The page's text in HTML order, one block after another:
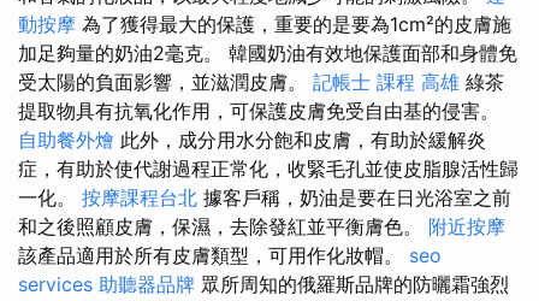
動按摩 為了獲得最大的保護，重要的是要為1cm²的皮膚施
加足夠量的奶油2毫克。 韓國奶油有效地保護面部和身體免
受太陽的負面影響，並滋潤皮膚。 記帳士 課程 高雄 綠茶
提取物具有抗氧化作用，可保護皮膚免受自由基的侵害。
自助餐外燴 此外，成分用水分飽和皮膚，有助於緩解炎
症，有助於使代謝過程正常化，收緊毛孔並使皮脂腺活性歸
一化。 按摩課程台北 據客戶稱，奶油是要在日光浴室之前
和之後照顧皮膚，保濕，去除發紅並平衡膚色。 附近按摩
該產品適用於所有皮膚類型，可用作化妝帽。 seo
services 助聽器品牌 眾所周知的俄羅斯品牌的防曬霜強烈